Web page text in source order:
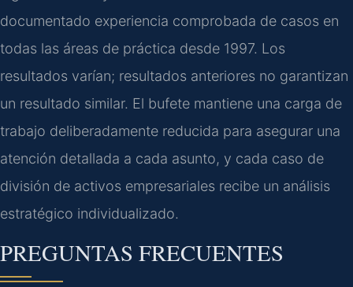
documentado experiencia comprobada de casos en
todas las áreas de práctica desde 1997. Los
resultados varían; resultados anteriores no garantizan
un resultado similar. El bufete mantiene una carga de
trabajo deliberadamente reducida para asegurar una
atención detallada a cada asunto, y cada caso de
división de activos empresariales recibe un análisis
estratégico individualizado.
PREGUNTAS FRECUENTES